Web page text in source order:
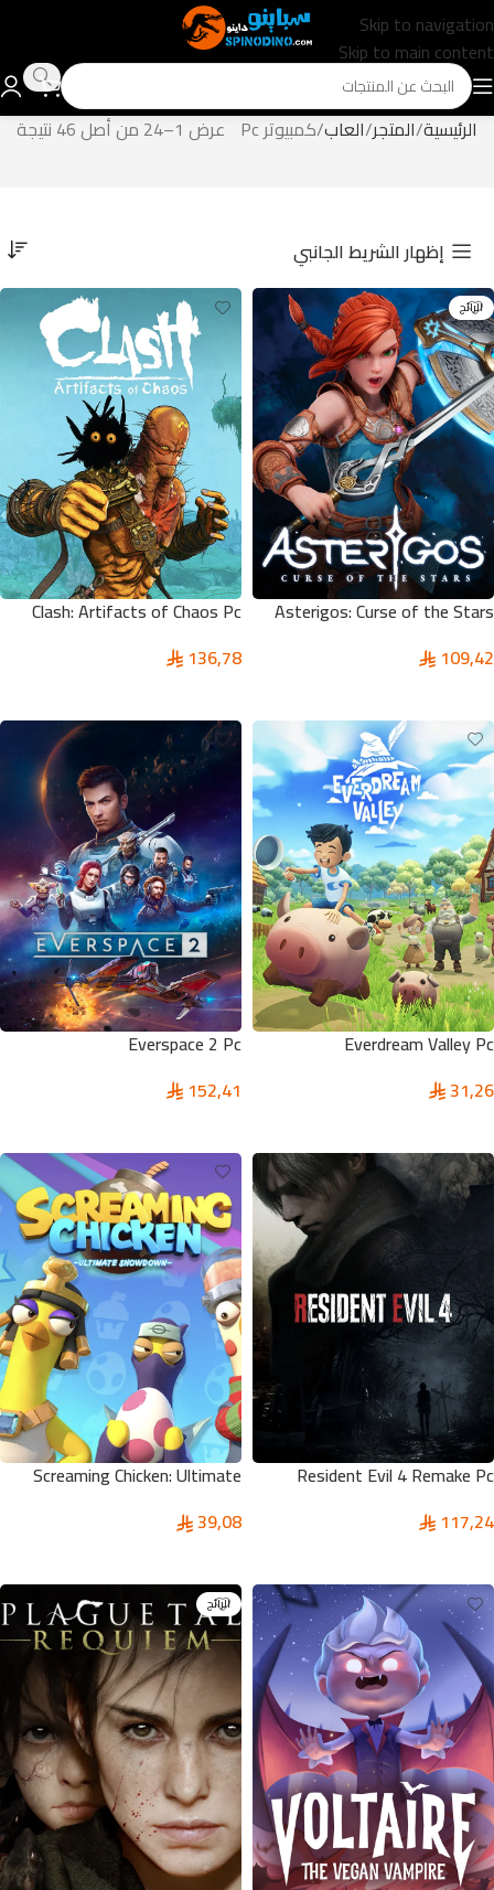
Skip to navigation
Skip to main content
الرئيسية المتجر العاب كمبيوتر Pc عرض 1–24 من أصل 46 نتيجة
إظهار الشريط الجانبي
الرائج
Asterigos: Curse of the Stars
109,42
Clash: Artifacts of Chaos Pc
136,78
Everdream Valley Pc
31,26
Everspace 2 Pc
152,41
Resident Evil 4 Remake Pc
117,24
Screaming Chicken: Ultimate
39,08
الرائج